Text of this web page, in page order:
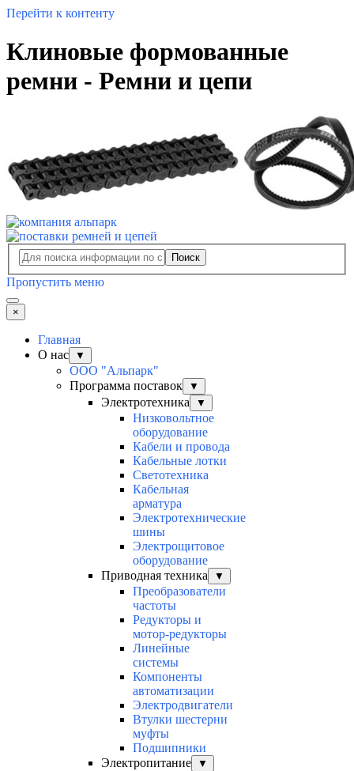
Перейти к контенту
Клиновые формованные
ремни - Ремни и цепи
Поиск
Пропустить меню
×
Главная
О нас
▼
ООО "Альпарк"
Программа поставок
▼
Электротехника ▼
Низковольтное
оборудование
Кабели и провода
Кабельные лотки
Светотехника
Кабельная
арматура
Электротехнические
шины
Электрощитовое
оборудование
Приводная техника
▼
Преобразователи
частоты
Редукторы и
мотор-редукторы
Линейные
системы
Компоненты
автоматизации
Электродвигатели
Втулки шестерни
муфты
Подшипники
Электропитание
▼